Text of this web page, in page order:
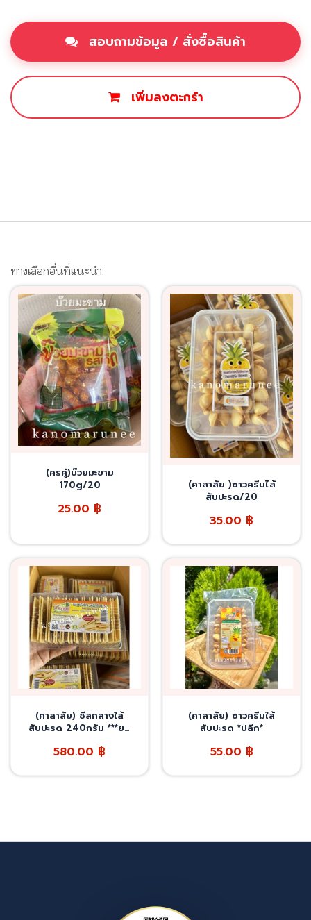
สอบถามข้อมูล / สั่งซื้อสินค้า
เพิ่มลงตะกร้า
ทางเลือกอื่นที่แนะนำ:
(ศรคู่)บ๊วยมะขาม
170g/20
25.00 ฿
(ศาลาลัย )ซาวครีมไส้
สับปะรด/20
35.00 ฿
(ศาลาลัย) ชีสกลางใส้
สับปะรด 240กรัม ***ยก
580.00 ฿
(ศาลาลัย) ซาวครีมใส้
สับปะรด *ปลีก*
55.00 ฿